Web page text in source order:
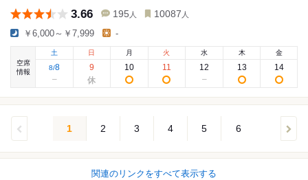
3.66 195 人 10087 人
￥6,000～￥7,999 -
空席
情報
土
8/8
日
9
月
10
火
11
水
12
木
13
金
14
1 2 3 4 5 6
関連のリンクをすべて表示する